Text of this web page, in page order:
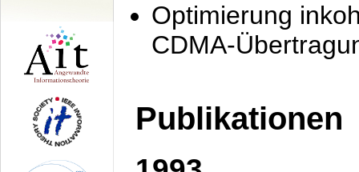
Optimierung
CDMA-
Publikationen